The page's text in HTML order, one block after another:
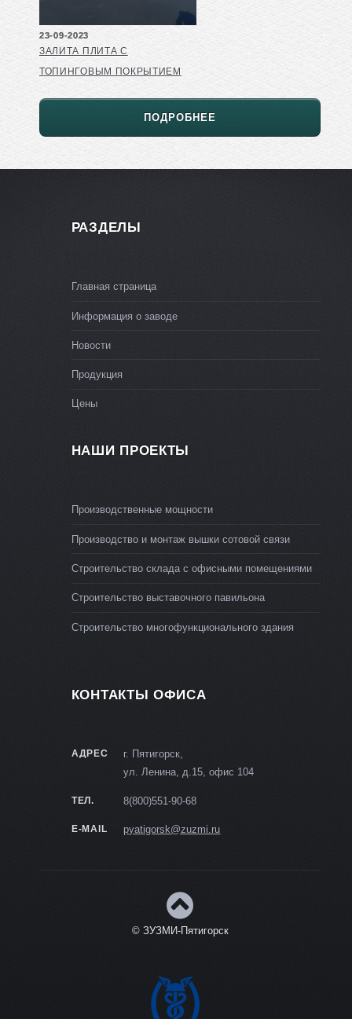
23-09-2023
ЗАЛИТА ПЛИТА С
ТОПИНГОВЫМ ПОКРЫТИЕМ
ПОДРОБНЕЕ
РАЗДЕЛЫ
Главная страница
Информация о заводе
Новости
Продукция
Цены
НАШИ ПРОЕКТЫ
Производственные мощности
Производство и монтаж вышки сотовой связи
Строительство склада с офисными помещениями
Строительство выставочного павильона
Строительство многофункционального здания
КОНТАКТЫ ОФИСА
АДРЕС
г. Пятигорск,
ул. Ленина, д.15, офис 104
ТЕЛ. 8(800)551-90-68
E-MAIL pyatigorsk@zuzmi.ru
© ЗУЗМИ-Пятигорск